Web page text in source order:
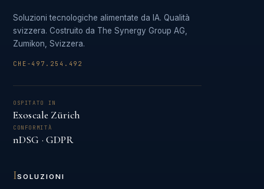
Soluzioni tecnologiche alimentate da IA. Qualità
svizzera. Costruito da The Synergy Group AG,
Zumikon, Svizzera.
CHE-497.254.492
OSPITATO IN
Exoscale Zürich
CONFORMITÀ
nDSG · GDPR
ISOLUZIONI